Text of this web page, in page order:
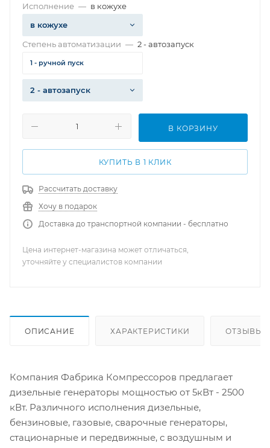
Исполнение — в кожухе
в кожухе
Степень автоматизации — 2 - автозапуск
1 - ручной пуск
2 - автозапуск
В КОРЗИНУ
КУПИТЬ В 1 КЛИК
Рассчитать доставку
Хочу в подарок
Доставка до транспортной компании - бесплатно
Цена интернет-магазина может отличаться,
уточняйте у специалистов компании
ОПИСАНИЕ ХАРАКТЕРИСТИКИ ОТЗЫВЫ
Компания Фабрика Компрессоров предлагает
дизельные генераторы мощностью от 5кВт - 2500
кВт. Различного исполнения дизельные,
бензиновые, газовые, сварочные генераторы,
стационарные и передвижные, с воздушным и